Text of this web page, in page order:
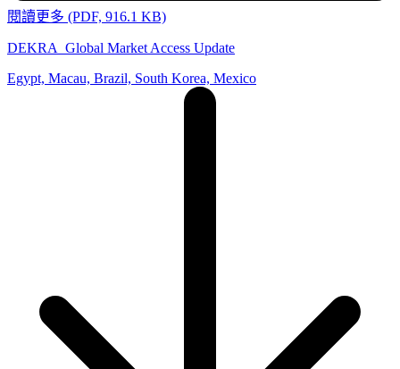
閱讀更多 (PDF, 916.1 KB)
DEKRA_Global Market Access Update
Egypt, Macau, Brazil, South Korea, Mexico